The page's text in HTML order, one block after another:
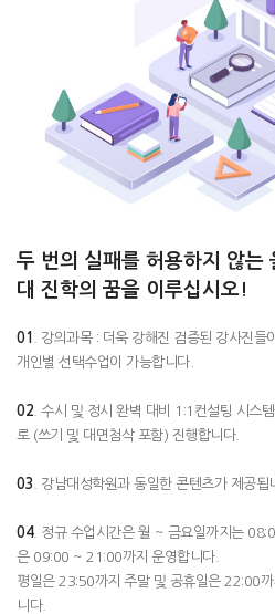
두 번의 실패를 허용하지 않는
대 진학의 꿈을 이루십시오!
01
. 강의과목 : 더욱 강해진 검증된 강사진들
개인별 선택수업이 가능합니다.
02 . 수시 및 정시 완벽 대비 1:1컨설팅 시스
로 (쓰기 및 대면첨삭 포함) 진행합니다.
03 . 강남대성학원과 동일한 콘텐츠가 제공됩
04. 정규 수업시간은 월 ~ 금요일까지는
은 09:00 ~ 21:00까지 운영합니다.
평일은 23:50까지 주말 및 공휴일은 22:00
니다.